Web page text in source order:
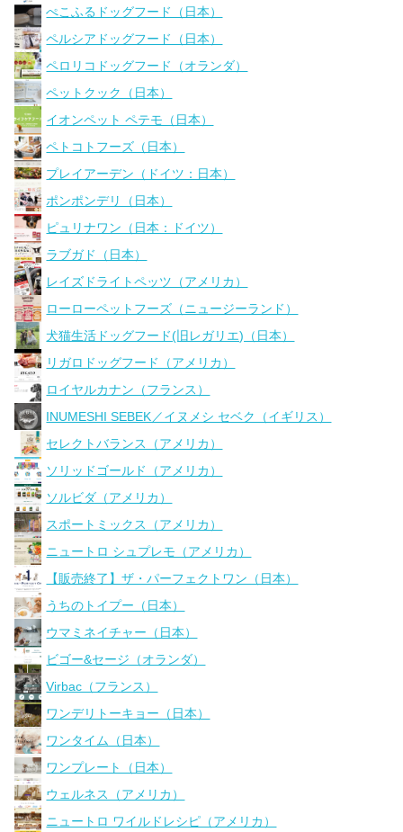
ぺこふるドッグフード（日本）
ペルシアドッグフード（日本）
ペロリコドッグフード（オランダ）
ペットクック（日本）
イオンペット ペテモ（日本）
ペトコトフーズ（日本）
プレイアーデン（ドイツ：日本）
ポンポンデリ（日本）
ピュリナワン（日本：ドイツ）
ラブガド（日本）
レイズドライトペッツ（アメリカ）
ローローペットフーズ（ニュージーランド）
犬猫生活ドッグフード(旧レガリエ)（日本）
リガロドッグフード（アメリカ）
ロイヤルカナン（フランス）
INUMESHI SEBEK／イヌメシ セベク（イギリス）
セレクトバランス（アメリカ）
ソリッドゴールド（アメリカ）
ソルビダ（アメリカ）
スポートミックス（アメリカ）
ニュートロ シュプレモ（アメリカ）
【販売終了】ザ・パーフェクトワン（日本）
うちのトイプー（日本）
ウマミネイチャー（日本）
ビゴー&セージ（オランダ）
Virbac（フランス）
ワンデリトーキョー（日本）
ワンタイム（日本）
ワンプレート（日本）
ウェルネス（アメリカ）
ニュートロ ワイルドレシピ（アメリカ）